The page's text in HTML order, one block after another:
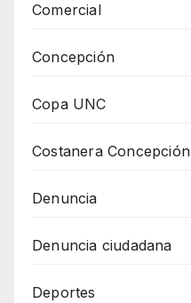
Comercial
Concepción
Copa UNC
Costanera Concepción
Denuncia
Denuncia ciudadana
Deportes